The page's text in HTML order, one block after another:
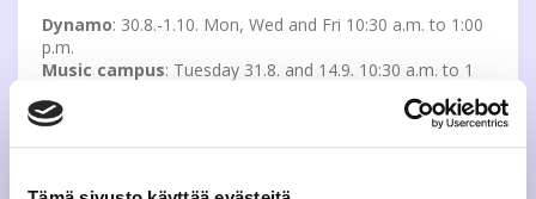
Dynamo: 30.8.-1.10. Mon, Wed and Fri 10:30 a.m. to 1:00
p.m.
Music campus: Tuesday 31.8. and 14.9. 10:30 a.m. to 1
Tarvaala
: Thursday 9.9. and 23.9. 10:30 a.m. to 1 p.m.
an ordered student card or a new membership sticker for